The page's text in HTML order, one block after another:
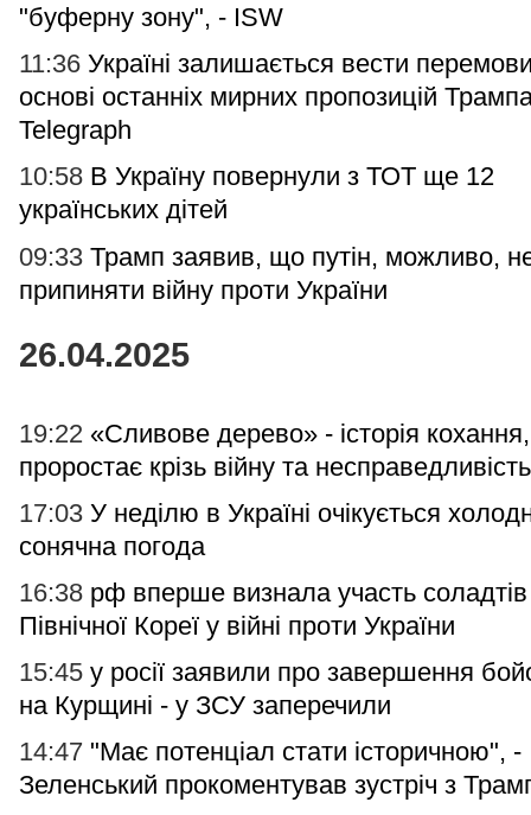
"буферну зону", - ISW
11:36 Україні залишається вести
основі останніх мирних пропозицій
Telegraph
10:58 В Україну повернули з ТОТ ще 12
українських дітей
09:33 Трамп заявив, що путін, можливо,
припиняти війну проти України
26.04.2025
19:22 «Сливове дерево» - історія
проростає крізь війну та несправедливість
17:03 У неділю в Україні очікується
сонячна погода
16:38 рф вперше визнала участь соладтів
Північної Кореї у війні проти України
15:45 у росії заявили про завершення
на Курщині - у ЗСУ заперечили
14:47 "Має потенціал стати історичною", -
Зеленський прокоментував зустріч з